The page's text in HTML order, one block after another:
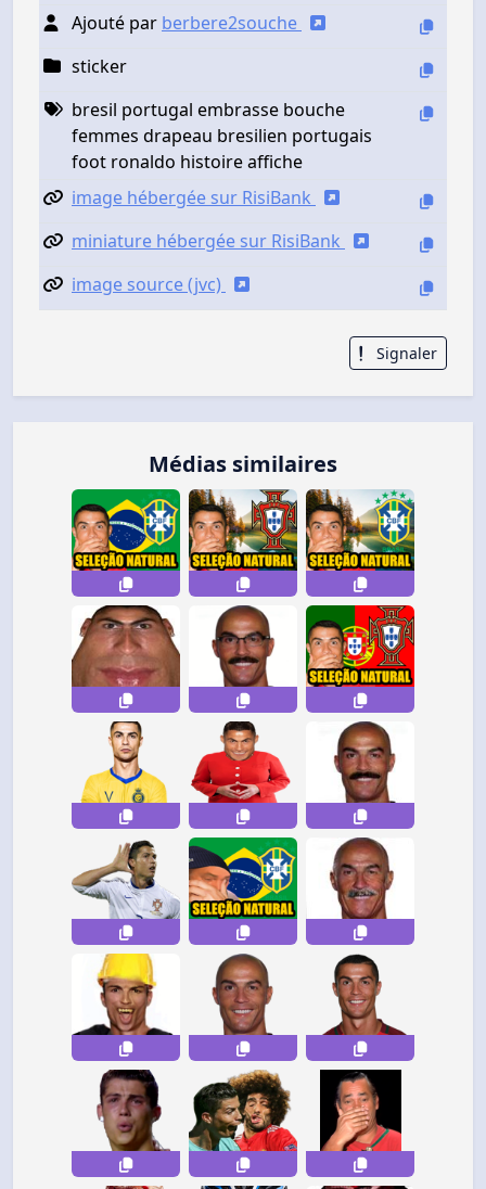
Ajouté par berbere2souche
sticker
bresil portugal embrasse bouche
femmes drapeau bresilien portugais
foot ronaldo histoire affiche
image hébergée sur RisiBank
miniature hébergée sur RisiBank
image source (jvc)
Signaler
Médias similaires